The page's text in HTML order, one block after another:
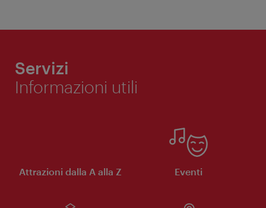
Servizi
Informazioni utili
Attrazioni dalla A alla Z Eventi